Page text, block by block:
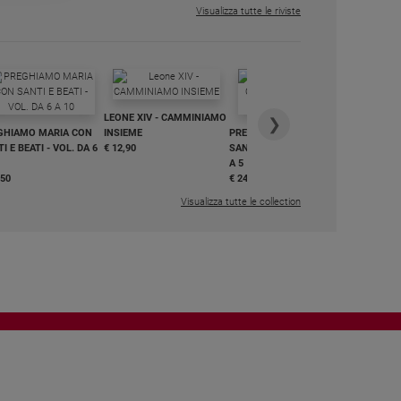
Visualizza tutte le riviste
MARIA CON
E BEATI - VOL. DA 6
LEONE XIV - CAMMINIAMO
INSIEME
€ 12,90
PREGHIAMO MARIA CON
SANTI E BEATI - VOL. DA 1
A 5
€ 24,50
❯
Visualizza tutte le collection